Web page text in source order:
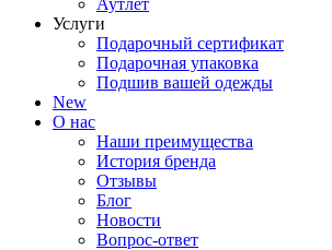
Аутлет
Услуги
Подарочный сертификат
Подарочная упаковка
Подшив вашей одежды
New
О нас
Наши преимущества
История бренда
Отзывы
Блог
Новости
Вопрос-ответ